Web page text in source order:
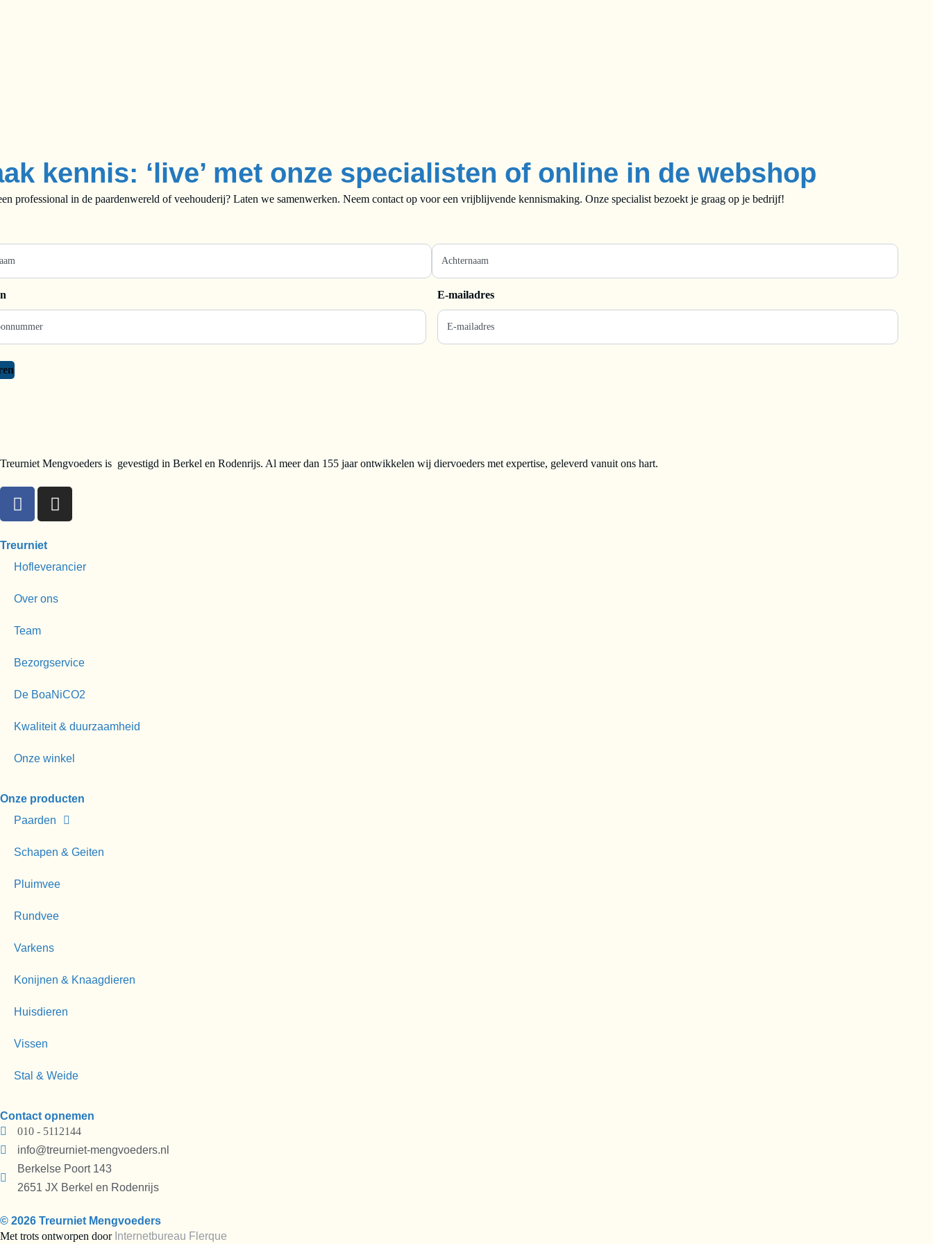
kennis: ‘live’ met onze specialisten of online in de webshop
professional in de paardenwereld of veehouderij? Laten we samenwerken. Neem contact op voor een vrijblijvende kennismaking. Onze specialist bezoekt je graag op je bedrijf!
E-mailadres
Treurniet Mengvoeders is gevestigd in Berkel en Rodenrijs. Al meer dan 155 jaar ontwikkelen wij diervoeders met expertise, geleverd vanuit ons hart.
Treurniet
Hofleverancier
Over ons
Team
Bezorgservice
De BoaNiCO2
Kwaliteit & duurzaamheid
Onze winkel
Onze producten
Paarden
Schapen & Geiten
Pluimvee
Rundvee
Varkens
Konijnen & Knaagdieren
Huisdieren
Vissen
Stal & Weide
Contact opnemen
010 - 5112144
info@treurniet-mengvoeders.nl
Berkelse Poort 143
2651 JX Berkel en Rodenrijs
© 2026 Treurniet Mengvoeders
Met trots ontworpen door Internetbureau Flerque